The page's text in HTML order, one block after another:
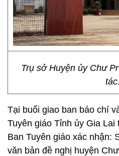
Trụ sở Huyện ủy Chư
tác.
Tại buổi giao ban báo chí
Tuyên giáo Tỉnh ủy Gia
Ban Tuyên giáo xác nhận:
văn bản đề nghị huyện